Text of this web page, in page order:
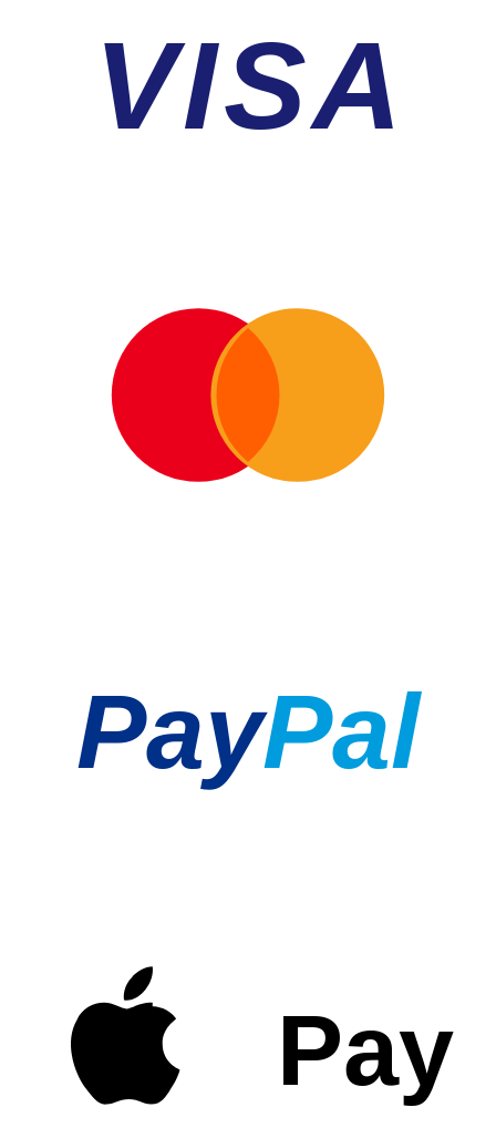
VISA
PayPal
Pay